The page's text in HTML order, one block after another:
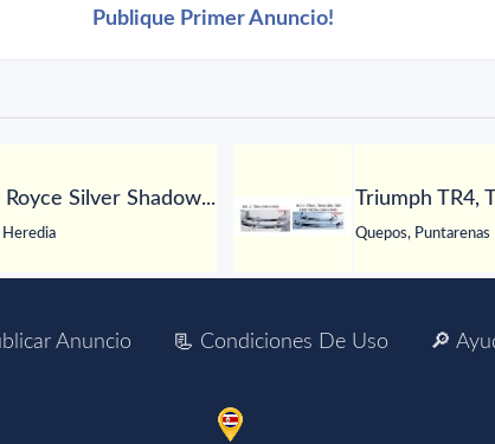
Publique Primer Anuncio!
Royce Silver Shadow...
Heredia
Triumph TR4,
Quepos, Puntarenas
Anuncio 📃 Condiciones De Uso 🔎